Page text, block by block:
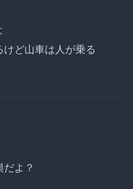
ど山車は人が乗る
よ？